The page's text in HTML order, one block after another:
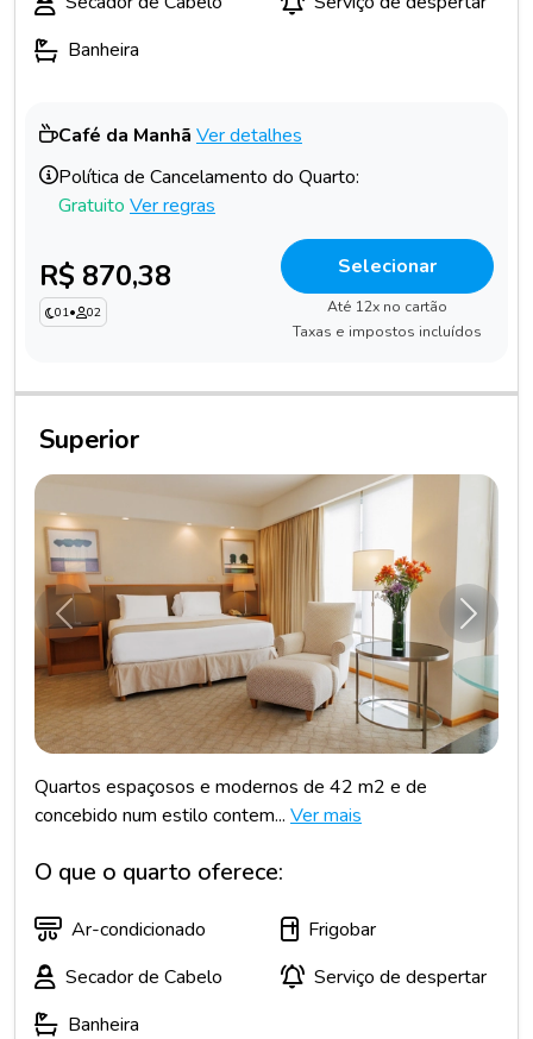
Banheira
Café da Manhã Ver detalhes
Política de Cancelamento do Quarto:
Gratuito Ver regras
R$ 870,38
01• 02
Selecionar
Até 12x no cartão
Taxas e impostos incluídos
Superior
Anterior
Quartos espaçosos e modernos de 42 m2 e de
concebido num estilo contem... Ver mais
O que o quarto oferece:
Ar-condicionado
Frigobar
Secador de Cabelo
Serviço de despertar
Banheira